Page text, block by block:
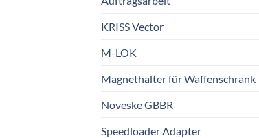
KRISS Vector
M-LOK
Magnethalter für Waffenschrank
Noveske GBBR
Speedloader Adapter